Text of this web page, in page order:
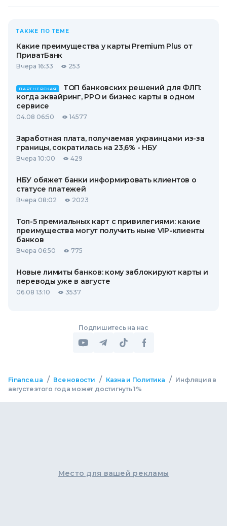
ТАКЖЕ ПО ТЕМЕ
Какие преимущества у карты Premium Plus от
ПриватБанк
Вчера 16:33 253
ПАРТНЕРСКАЯ
ТОП банковских решений для ФЛП:
когда эквайринг, РРО и бизнес карты в одном
сервисе
04.08 06:50 14577
Заработная плата, получаемая украинцами из-за
границы, сократилась на 23,6% - НБУ
Вчера 10:00 429
НБУ обяжет банки информировать клиентов о
статусе платежей
Вчера 08:02 2023
Топ-5 премиальных карт с привилегиями: какие
преимущества могут получить ныне VIP-клиенты
банков
Вчера 06:50 775
Новые лимиты банков: кому заблокируют карты и
переводы уже в августе
06.08 13:10 3537
Подпишитесь на нас
Finance.ua / Все новости / Казна и Политика / Инфляция в
августе этого года может достигнуть 1%
Место для вашей рекламы